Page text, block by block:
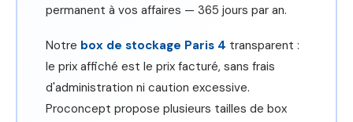
permanent à vos affaires — 365 jours par an.
Notre box de stockage Paris 4 transparent :
le prix affiché est le prix facturé, sans frais
d'administration ni caution excessive.
Proconcept propose plusieurs tailles de box